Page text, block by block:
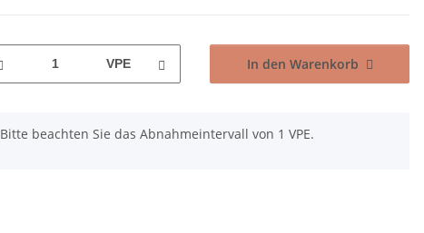
VPE In den Warenkorb
x
Bitte beachten Sie das Abnahmeintervall von 1 VPE.